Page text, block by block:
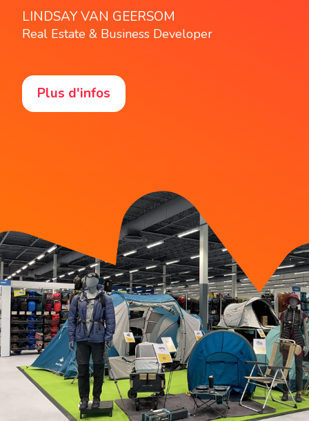
LINDSAY VAN GEERSOM
Real Estate & Business Developer
Plus d'infos